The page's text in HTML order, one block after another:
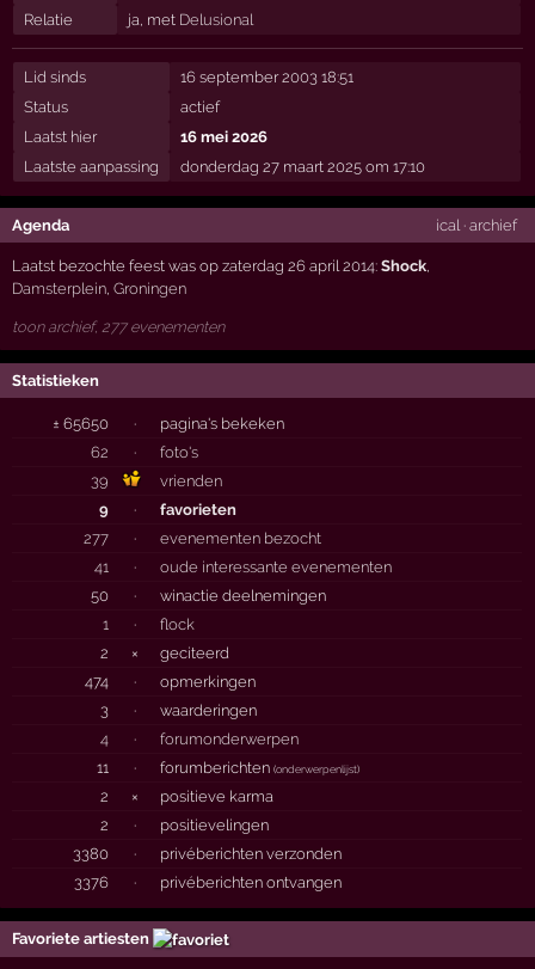
Relatie
ja, met Delusional
Lid sinds
16 september 2003 18:51
Status
actief
Laatst hier
16 mei 2026
Laatste aanpassing
donderdag 27 maart 2025 om 17:10
Agenda ical· archief
Laatst bezochte feest was op zaterdag 26 april 2014:Shock,
Damsterplein,Groningen
toon archief, 277 evenementen
Statistieken
± 65650 ·
pagina's bekeken
62
·
foto's
39
vrienden
9
·
favorieten
277
·
evenementen bezocht
41
·
oude interessante evenementen
50
·
winactie deelnemingen
1
·
flock
2
×
geciteerd
474
·
opmerkingen
3
·
waarderingen
4
·
forumonderwerpen
11
· forumberichten(onderwerpenlijst)
2 ×
positieve karma
2
·
positievelingen
3380
·
privéberichten verzonden
3376
· privéberichten ontvangen
Favoriete artiesten